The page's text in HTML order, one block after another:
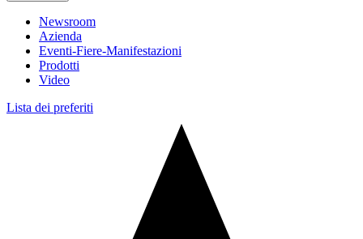
Newsroom
Azienda
Eventi-Fiere-Manifestazioni
Prodotti
Video
Lista dei preferiti